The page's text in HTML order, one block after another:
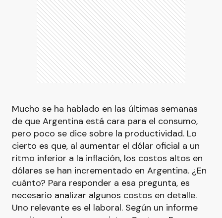
Mucho se ha hablado en las últimas semanas
de que Argentina está cara para el consumo,
pero poco se dice sobre la productividad. Lo
cierto es que, al aumentar el dólar oficial a un
ritmo inferior a la inflación, los costos altos en
dólares se han incrementado en Argentina. ¿En
cuánto? Para responder a esa pregunta, es
necesario analizar algunos costos en detalle.
Uno relevante es el laboral. Según un informe